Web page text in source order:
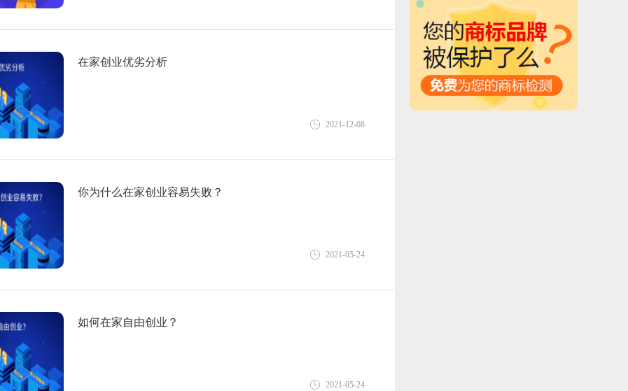
在家创业优劣分析
2021-12-08
你为什么在家创业容易失败？
2021-05-24
如何在家自由创业？
2021-05-24